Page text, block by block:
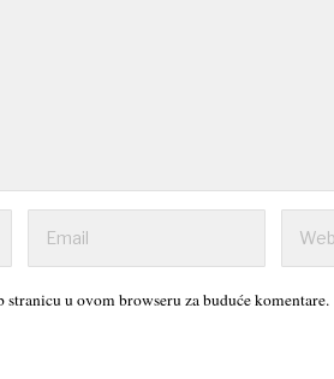
u ovom browseru za buduće komentare.